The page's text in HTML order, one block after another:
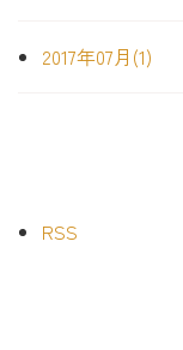
2017年07月(1)
RSS